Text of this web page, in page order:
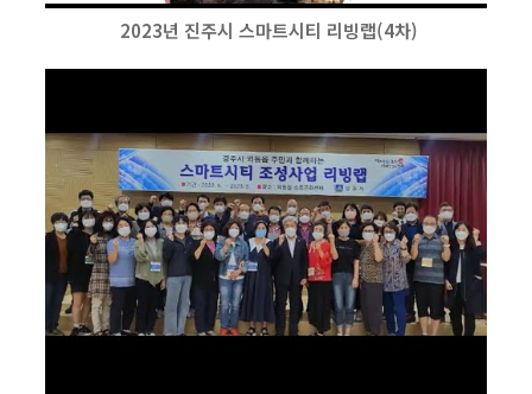
2023년 진주시 스마트시티 리빙랩(4차)